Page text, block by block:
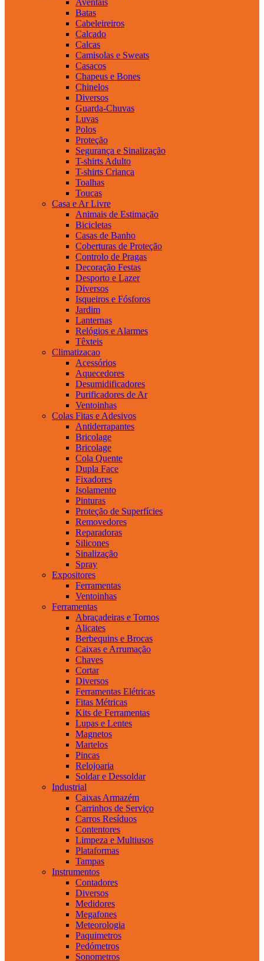
Batas
Cabeleireiros
Calcado
Calcas
Camisolas e Sweats
Casacos
Chapeus e Bones
Chinelos
Diversos
Guarda-Chuvas
Luvas
Polos
Proteção
Segurança e Sinalização
T-shirts Adulto
T-shirts Crianca
Toalhas
Toucas
Casa e Ar Livre
Animais de Estimação
Bicicletas
Casas de Banho
Coberturas de Proteção
Controlo de Pragas
Decoração Festas
Desporto e Lazer
Diversos
Isqueiros e Fósforos
Jardim
Lanternas
Relógios e Alarmes
Têxteis
Climatizacao
Acessórios
Aquecedores
Desumidificadores
Purificadores de Ar
Ventoinhas
Colas Fitas e Adesivos
Antiderrapantes
Bricolage
Bricolage
Cola Quente
Dupla Face
Fixadores
Isolamento
Pinturas
Proteção de Superfícies
Removedores
Reparadoras
Silicones
Sinalização
Spray
Expositores
Ferramentas
Ventoinhas
Ferramentas
Abraçadeiras e Tornos
Alicates
Berbequins e Brocas
Caixas e Arrumação
Chaves
Cortar
Diversos
Ferramentas Elétricas
Fitas Métricas
Kits de Ferramentas
Lupas e Lentes
Magnetos
Martelos
Pincas
Relojoaria
Soldar e Dessoldar
Industrial
Caixas Armazém
Carrinhos de Serviço
Carros Resíduos
Contentores
Limpeza e Multiusos
Plataformas
Tampas
Instrumentos
Contadores
Diversos
Medidores
Megafones
Meteorologia
Paquimetros
Pedómetros
Sonometros